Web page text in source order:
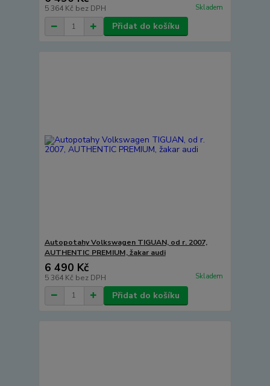
5 364 Kč bez DPH Skladem
Přidat do košíku
Autopotahy Volkswagen TIGUAN, od r. 2007,
AUTHENTIC PREMIUM, žakar audi
6 490 Kč
5 364 Kč bez DPH Skladem
Přidat do košíku